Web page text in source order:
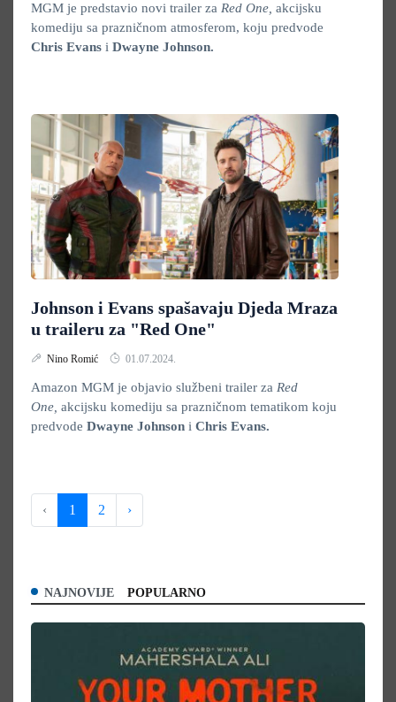
MGM je predstavio novi trailer za Red One, akcijsku
komediju sa prazničnom atmosferom, koju predvode
Chris Evans i Dwayne Johnson.
Johnson i Evans spašavaju Djeda Mraza
u traileru za "Red One"
Nino Romić 01.07.2024.
Amazon MGM je objavio službeni trailer za Red
One, akcijsku komediju sa prazničnom tematikom koju
predvode Dwayne Johnson i Chris Evans.
‹ 1 2 ›
NAJNOVIJE POPULARNO